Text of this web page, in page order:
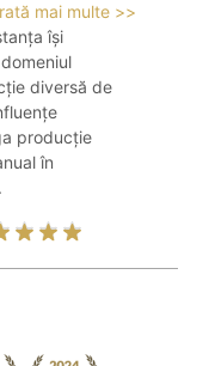
mai multe >>
își
diversă de
producție
în